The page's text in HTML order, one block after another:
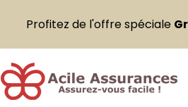
Profitez de l'offre spéciale